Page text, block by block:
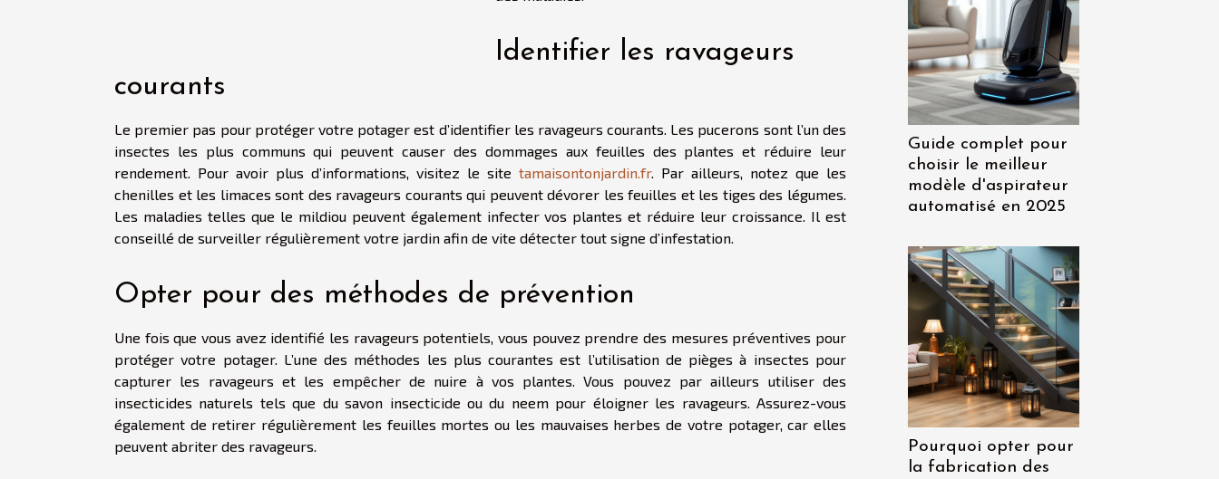
Identifier les ravageurs
courants
Le premier pas pour protéger votre potager est d’identifier les ravageurs courants. Les pucerons sont l’un des
insectes les plus communs qui peuvent causer des dommages aux feuilles des plantes et réduire leur
rendement. Pour avoir plus d’informations, visitez le site tamaisontonjardin.fr. Par ailleurs, notez que les
chenilles et les limaces sont des ravageurs courants qui peuvent dévorer les feuilles et les tiges des légumes.
Les maladies telles que le mildiou peuvent également infecter vos plantes et réduire leur croissance. Il est
conseillé de surveiller régulièrement votre jardin afin de vite détecter tout signe d’infestation.
Opter pour des méthodes de prévention
Une fois que vous avez identifié les ravageurs potentiels, vous pouvez prendre des mesures préventives pour
protéger votre potager. L’une des méthodes les plus courantes est l’utilisation de pièges à insectes pour
capturer les ravageurs et les empêcher de nuire à vos plantes. Vous pouvez par ailleurs utiliser des
insecticides naturels tels que du savon insecticide ou du neem pour éloigner les ravageurs. Assurez-vous
également de retirer régulièrement les feuilles mortes ou les mauvaises herbes de votre potager, car elles
peuvent abriter des ravageurs.
Guide complet pour
choisir le meilleur
modèle d'aspirateur
automatisé en 2025
Pourquoi opter pour
la fabrication des